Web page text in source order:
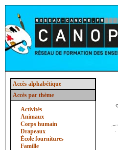
Accès alphabétique
Accès par thème
Activités
Animaux
Corps humain
Drapeaux
École fournitures
Famille